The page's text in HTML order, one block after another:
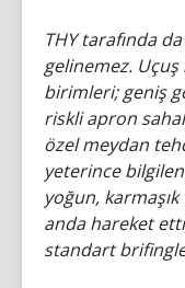
THY tarafında
gelinemez.
birimleri; geniş
riskli apron
özel meydan
yeterince
yoğun,
anda hareket
standart